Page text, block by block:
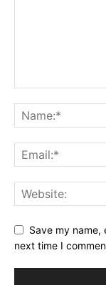
Save my name,
next time I